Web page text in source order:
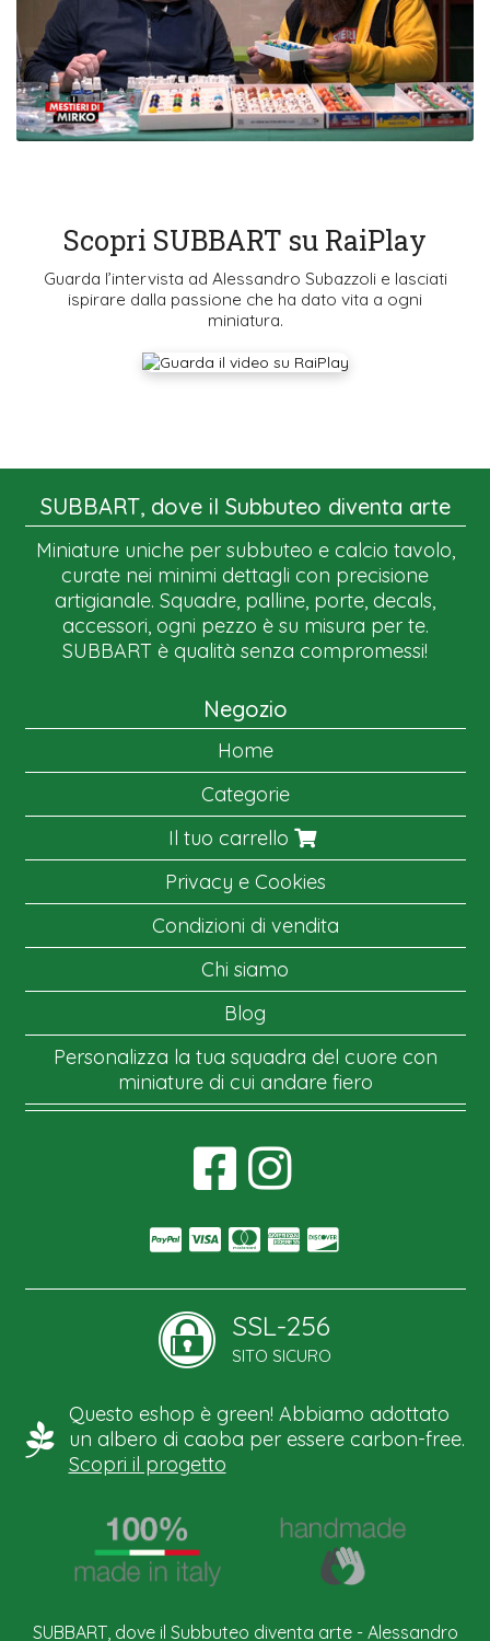
Scopri SUBBART su RaiPlay
Guarda l’intervista ad Alessandro Subazzoli e lasciati
ispirare dalla passione che ha dato vita a ogni
miniatura.
SUBBART, dove il Subbuteo diventa arte
Miniature uniche per subbuteo e calcio tavolo,
curate nei minimi dettagli con precisione
artigianale. Squadre, palline, porte, decals,
accessori, ogni pezzo è su misura per te.
SUBBART è qualità senza compromessi!
Negozio
Home
Categorie
Il tuo carrello
Privacy e Cookies
Condizioni di vendita
Chi siamo
Blog
Personalizza la tua squadra del cuore con
miniature di cui andare fiero
SSL-256
SITO SICURO
Questo eshop è green! Abbiamo adottato
un albero di caoba per essere carbon-free.
Scopri il progetto
SUBBART, dove il Subbuteo diventa arte - Alessandro